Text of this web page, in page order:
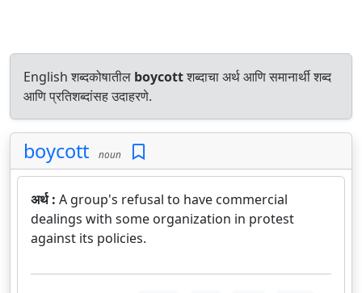
English शब्दकोषातील boycottशब्दाचा अर्थ आणि समानार्थी शब्द
आणि प्रतिशब्दांसह उदाहरणे.
boycott noun
अर्थ : A group's refusal to have commercial
dealings with some organization in protest
against its policies.